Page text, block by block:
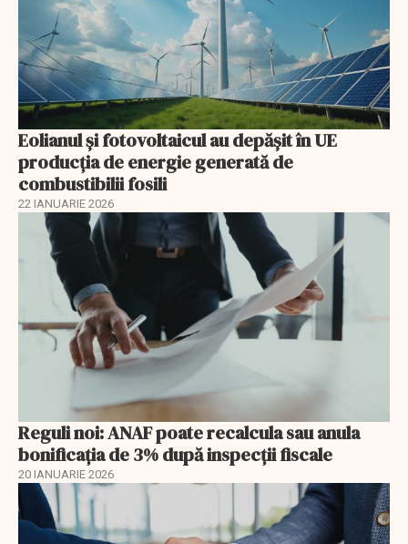
Eolianul și fotovoltaicul au depășit în UE
producția de energie generată de
combustibilii fosili
22 IANUARIE 2026
Reguli noi: ANAF poate recalcula sau anula
bonificația de 3% după inspecții fiscale
20 IANUARIE 2026